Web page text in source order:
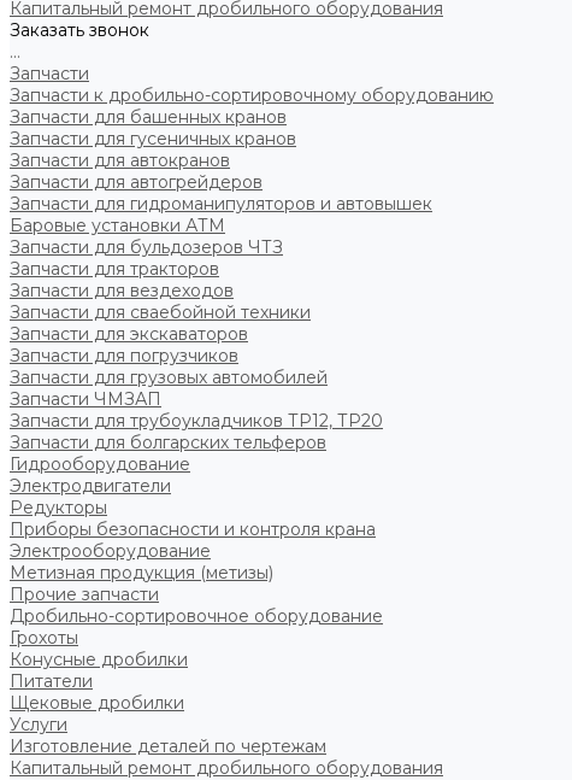
Капитальный ремонт дробильного оборудования
Заказать звонок
...
Запчасти
Запчасти к дробильно-сортировочному оборудованию
Запчасти для башенных кранов
Запчасти для гусеничных кранов
Запчасти для автокранов
Запчасти для автогрейдеров
Запчасти для гидроманипуляторов и автовышек
Баровые установки АТМ
Запчасти для бульдозеров ЧТЗ
Запчасти для тракторов
Запчасти для вездеходов
Запчасти для сваебойной техники
Запчасти для экскаваторов
Запчасти для погрузчиков
Запчасти для грузовых автомобилей
Запчасти ЧМЗАП
Запчасти для трубоукладчиков ТР12, ТР20
Запчасти для болгарских тельферов
Гидрооборудование
Электродвигатели
Редукторы
Приборы безопасности и контроля крана
Электрооборудование
Метизная продукция (метизы)
Прочие запчасти
Дробильно-сортировочное оборудование
Грохоты
Конусные дробилки
Питатели
Щековые дробилки
Услуги
Изготовление деталей по чертежам
Капитальный ремонт дробильного оборудования